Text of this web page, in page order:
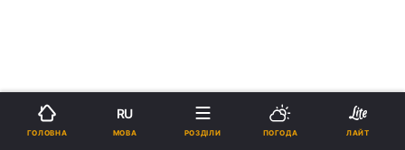
ГОЛОВНА
RU
МОВА РОЗДІЛИ ПОГОДА ЛАЙТ